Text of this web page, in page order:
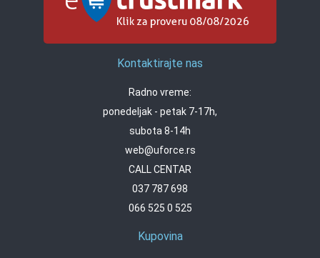
Kontaktirajte nas
Radno vreme:
ponedeljak - petak 7-17h,
subota 8-14h
web@uforce.rs
CALL CENTAR
037 787 698
066 525 0 525
Kupovina